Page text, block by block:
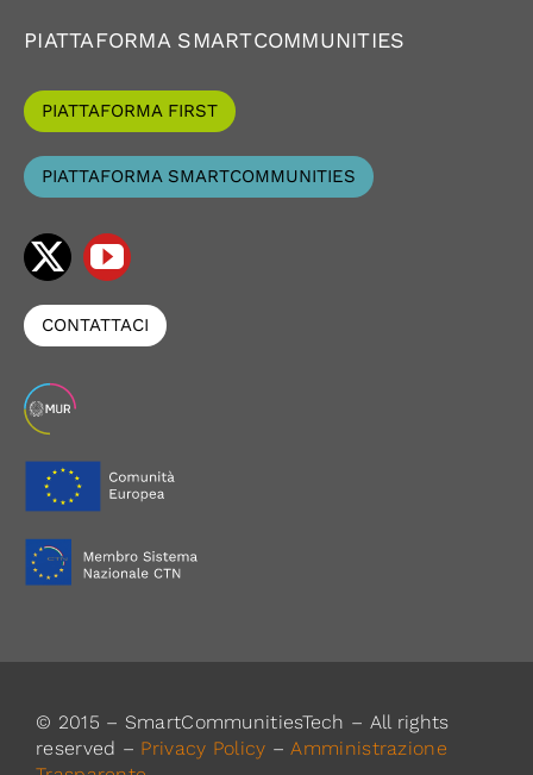
PIATTAFORMA SMARTCOMMUNITIES
PIATTAFORMA FIRST
PIATTAFORMA SMARTCOMMUNITIES
CONTATTACI
© 2015 – SmartCommunitiesTech – All rights
reserved – Privacy Policy –Amministrazione